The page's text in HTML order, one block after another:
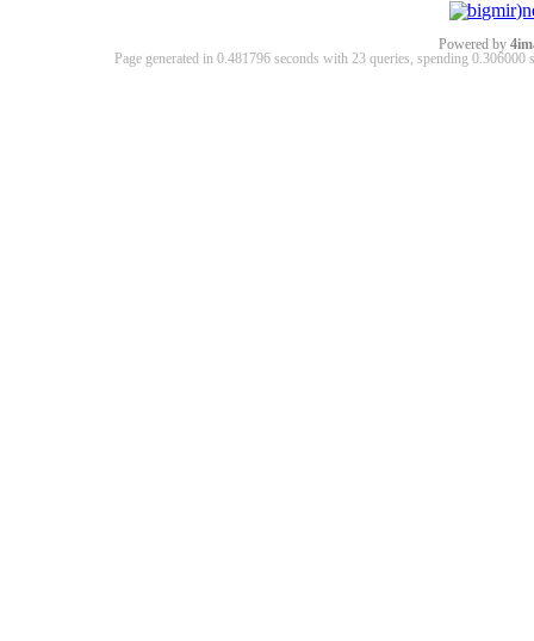
Powered by
Page generated in 0.481796 seconds with 23 queries, spending